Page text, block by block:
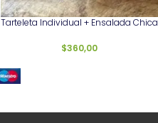
Tarteleta Individual + Ensalada Chica
$360,00